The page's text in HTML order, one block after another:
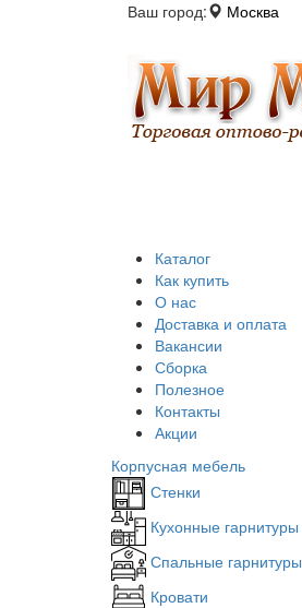
Ваш город: Москва
Каталог
Как купить
О нас
Доставка и оплата
Вакансии
Сборка
Полезное
Контакты
Акции
Корпусная мебель
Стенки
Кухонные гарнитуры
Спальные гарнитуры
Кровати